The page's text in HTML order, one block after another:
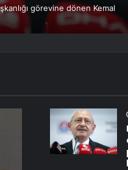
görevine dönen Kemal